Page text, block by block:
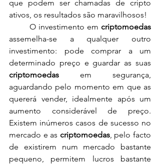
que podem ser chamadas de cripto
ativos, os resultados são maravilhosos!
O investimento em criptomoedas
assemelha-se a qualquer outro
investimento: pode comprar a um
criptomoedas em segurança,
aguardando pelo momento em que as
quererá vender, idealmente após um
aumento considerável de preço.
Existem inúmeros casos de sucesso no
mercado e as criptomoedas, pelo facto
de existirem num mercado bastante
pequeno, permitem lucros bastante